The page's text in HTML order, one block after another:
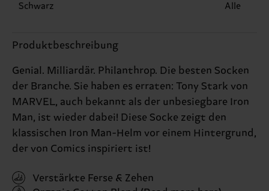
Schwarz Alle
Produktbeschreibung
Genial. Milliardär. Philanthrop. Die besten Socken
der Branche. Sie haben es erraten: Tony Stark von
MARVEL, auch bekannt als der unbesiegbare Iron
Man, ist wieder dabei! Diese Socke zeigt den
klassischen Iron Man-Helm vor einem Hintergrund,
der von Comics inspiriert ist!
Verstärkte Ferse & Zehen